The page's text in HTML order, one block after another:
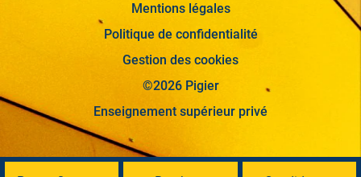
Mentions légales
Politique de confidentialité
Gestion des cookies
©2026 Pigier
Enseignement supérieur privé